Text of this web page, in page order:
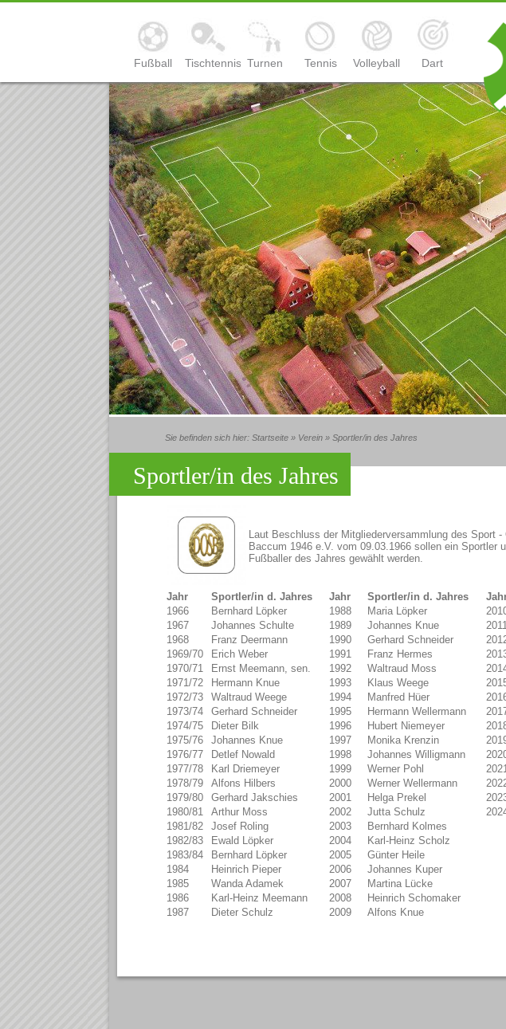
Fußball Tischtennis Turnen Tennis Volleyball Dart
Sie befinden sich hier: Startseite » Verein » Sportler/in des Jahres
Sportler/in des Jahres
Laut Beschluss der Mitgliederversammlung des Sport -
Baccum 1946 e.V. vom 09.03.1966 sollen ein Sportler
Fußballer des Jahres gewählt werden.
Jahr Sportler/in d. Jahres Jahr Sportler/in d. Jahres
1966
Bernhard Löpker 1988 Maria Löpker
1967
Johannes Schulte 1989 Johannes Knue
1968
Franz Deermann 1990 Gerhard Schneider
1969/70
Erich Weber 1991 Franz Hermes
1970/71
Ernst Meemann, sen. 1992 Waltraud Moss
1971/72
Hermann Knue 1993 Klaus Weege
1972/73
Waltraud Weege 1994 Manfred Hüer
1973/74
Gerhard Schneider 1995 Hermann Wellermann
1974/75
Dieter Bilk 1996 Hubert Niemeyer
1975/76
Johannes Knue 1997 Monika Krenzin
1976/77
Detlef Nowald 1998 Johannes Willigmann
1977/78
Karl Driemeyer 1999 Werner Pohl
1978/79
Alfons Hilbers 2000 Werner Wellermann
1979/80
Gerhard Jakschies 2001 Helga Prekel
1980/81
Arthur Moss 2002 Jutta Schulz
1981/82
Josef Roling 2003
Bernhard Kolmes
1982/83
Ewald Löpker 2004
Karl-Heinz Scholz
1983/84
Bernhard Löpker 2005
Günter Heile
1984
Heinrich Pieper 2006
Johannes Kuper
1985
Wanda Adamek 2007
Martina Lücke
1986
Karl-Heinz Meemann 2008
Heinrich Schomaker
1987
Dieter Schulz 2009 Alfons Knue